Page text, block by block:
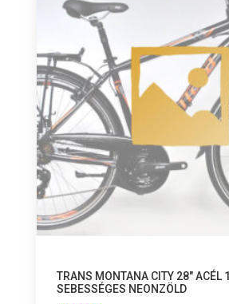
TRANS MONTANA CITY 28″ ACÉL 1
SEBESSÉGES NEONZÖLD